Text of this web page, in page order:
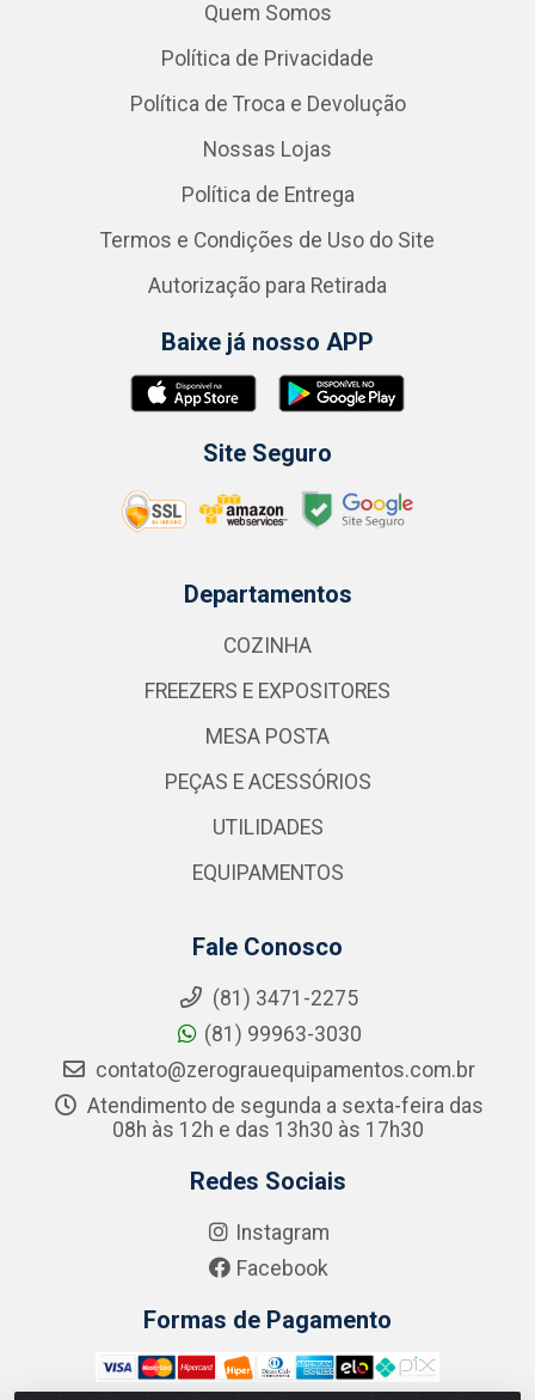
Quem Somos
Política de Privacidade
Política de Troca e Devolução
Nossas Lojas
Política de Entrega
Termos e Condições de Uso do Site
Autorização para Retirada
Baixe já nosso APP
Site Seguro
Departamentos
COZINHA
FREEZERS E EXPOSITORES
MESA POSTA
PEÇAS E ACESSÓRIOS
UTILIDADES
EQUIPAMENTOS
Fale Conosco
(81) 3471-2275
(81) 99963-3030
contato@zerograuequipamentos.com.br
Atendimento de segunda a sexta-feira das
08h às 12h e das 13h30 às 17h30
Redes Sociais
Instagram
Facebook
Formas de Pagamento